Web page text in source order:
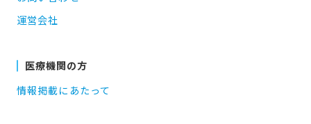
運営会社
医療機関の方
情報掲載にあたって